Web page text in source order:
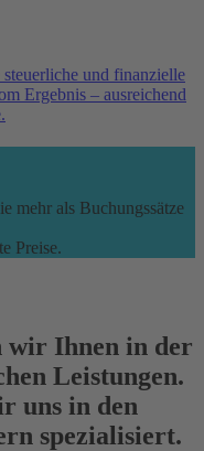
und finanzielle
Ergebnis – ausreichend
mehr als Buchungssätze
Preise.
wir Ihnen in der
Leistungen.
uns in den
spezialisiert.